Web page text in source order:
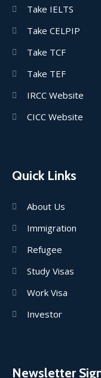
Take IELTS
Take CELPIP
Take TCF
Take TEF
IRCC Website
CICC Website
Quick Links
About Us
Immigration
Refugee
Study Visas
Work Visa
Investor
Newsletter